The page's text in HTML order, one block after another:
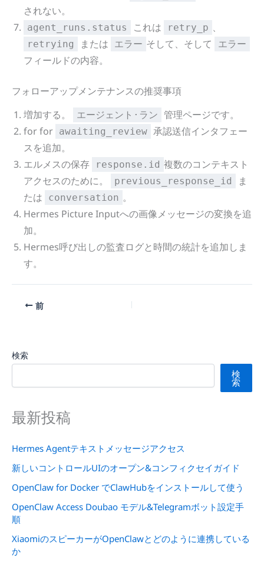
されない。
agent_runs.status これは retry_p 、
retrying または エラー そして、そして エラー
フィールドの内容。
フォローアップメンテナンスの推奨事項
増加する。
エージェント·ラン
管理ページです。
for for awaiting_review 承認送信インタフェー
スを追加。
エルメスの保存
response.id 複数のコンテキスト
アクセスのために。
previous_response_id
ま
たは
conversation 。
Hermes Picture Inputへの画像メッセージの変換を追
加。
Hermes呼び出しの監査ログと時間の統計を追加しま
す。
前
検索
検
索
最新投稿
Hermes Agentテキストメッセージアクセス
新しいコントロールUIのオープン&コンフィクセイガイド
OpenClaw for Docker でClawHubをインストールして使う
OpenClaw Access Doubao モデル&Telegramボット設定手
順
XiaomiのスピーカーがOpenClawとどのように連携している
か